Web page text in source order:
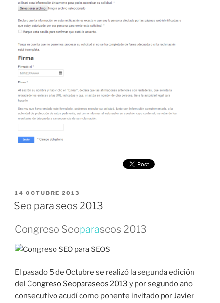
PUBLICADO
EL
14 OCTUBRE 2013
Seo para seos 2013
Congreso Seoparaseos 2013
El pasado 5 de Octubre se realizó la segunda edición
del Congreso Seoparaseos 2013 y por segundo año
consecutivo acudí como ponente invitado porJavier